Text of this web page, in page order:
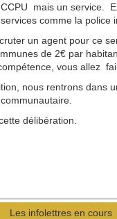
mais un service.
comme la police
un agent pour ce
de 2€ par
vous allez
nous rentrons dans
délibération.
Les infolettres en cours